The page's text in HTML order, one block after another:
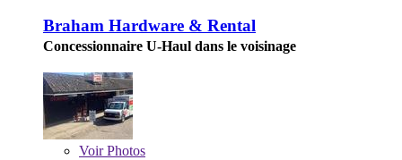
Braham Hardware & Rental
Concessionnaire U-Haul dans le voisinage
VoirPhotos